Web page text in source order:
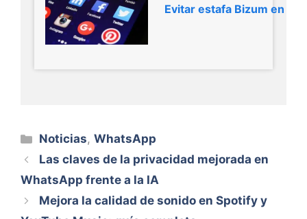
Evitar estafa Bizum en
Categorías
Noticias,WhatsApp
Las claves de la privacidad mejorada en
WhatsApp frente a la IA
Mejora la calidad de sonido en Spotify y